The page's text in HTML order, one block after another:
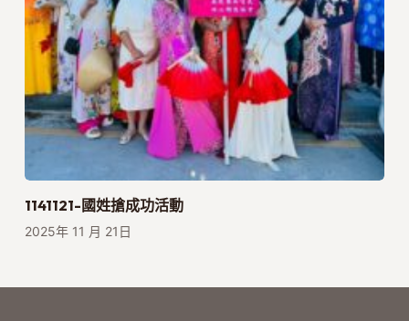
1141121-國姓搶成功活動
2025年 11 月 21日